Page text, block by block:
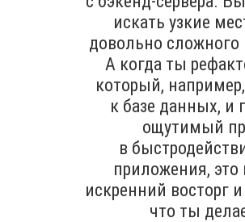
искать узкие
довольно
А когда ты
который,
к базе данных, и
ощутимый
в
приложения,
искренний восторг
что ты